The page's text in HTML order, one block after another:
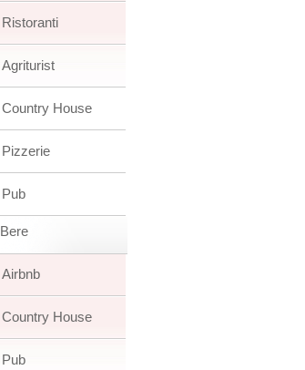
Ristoranti
Agriturist
Country House
Pizzerie
Pub
Bere
Airbnb
Country House
Pub